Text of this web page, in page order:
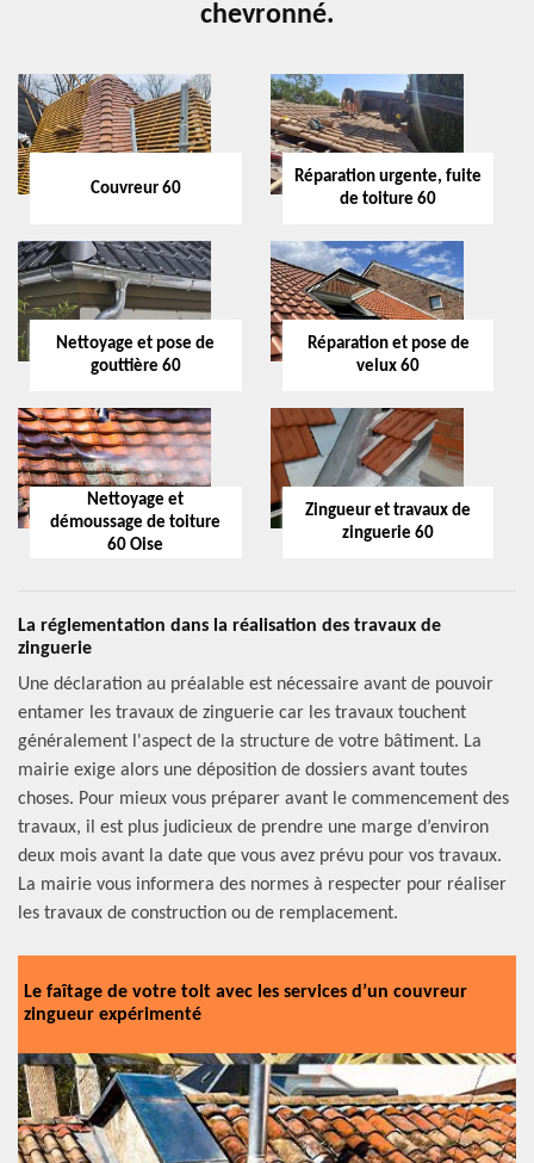
chevronné.
Couvreur 60
Réparation urgente, fuite
de toiture 60
Nettoyage et pose de
gouttière 60
Réparation et pose de
velux 60
Nettoyage et
démoussage de toiture
60 Oise
Zingueur et travaux de
zinguerie 60
La réglementation dans la réalisation des travaux de
zinguerie
Une déclaration au préalable est nécessaire avant de pouvoir
entamer les travaux de zinguerie car les travaux touchent
généralement l'aspect de la structure de votre bâtiment. La
mairie exige alors une déposition de dossiers avant toutes
choses. Pour mieux vous préparer avant le commencement des
travaux, il est plus judicieux de prendre une marge d’environ
deux mois avant la date que vous avez prévu pour vos travaux.
La mairie vous informera des normes à respecter pour réaliser
les travaux de construction ou de remplacement.
Le faîtage de votre toit avec les services d’un couvreur
zingueur expérimenté